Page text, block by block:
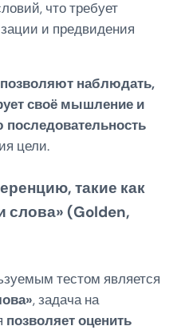
что требует
и предвидения
позволяют наблюдать,
своё мышление и
цели.
такие как
слова» (Golden,
тестом является
, задача на
позволяет оценить